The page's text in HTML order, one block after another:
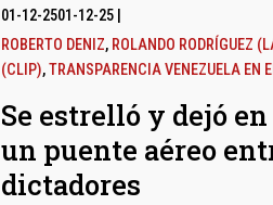
01-12-2501-12-25
ROBERTO DENIZ, ROLANDO RODRÍGUEZ
(CLIP),TRANSPARENCIA VENEZUELA EN
Se estrelló y dejó
un puente aéreo
dictadores